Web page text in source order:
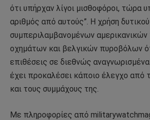
ότι υπήρχαν λίγοι μισθοφόροι, τώρα
αριθμός από αυτούς”. Η χρήση
συμπεριλαμβανομένων
οχημάτων και βελγικών πυροβόλων
επιθέσεις σε διεθνώς
έχει προκαλέσει κάποιο έλεγχο από
και τους συμμάχους της.
Με πληροφορίες από